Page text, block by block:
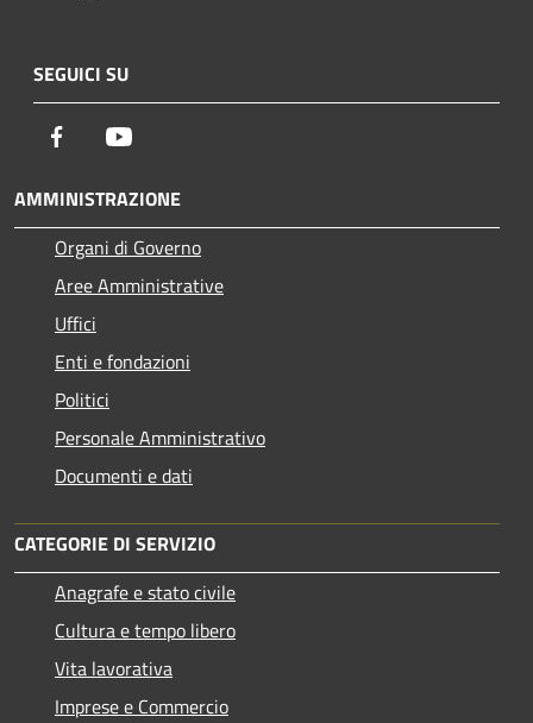
SEGUICI SU
Facebook
AMMINISTRAZIONE
Organi di Governo
Aree Amministrative
Uffici
Enti e fondazioni
Politici
Personale Amministrativo
Documenti e dati
CATEGORIE DI SERVIZIO
Anagrafe e stato civile
Cultura e tempo libero
Vita lavorativa
Imprese e Commercio